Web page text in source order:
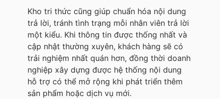
Kho tri thức cũng giúp chuẩn hóa nội dung
trả lời, tránh tình trạng mỗi nhân viên trả lời
một kiểu. Khi thông tin được thống nhất và
cập nhật thường xuyên, khách hàng sẽ có
trải nghiệm nhất quán hơn, đồng thời doanh
nghiệp xây dựng được hệ thống nội dung
hỗ trợ có thể mở rộng khi phát triển thêm
sản phẩm hoặc dịch vụ mới.